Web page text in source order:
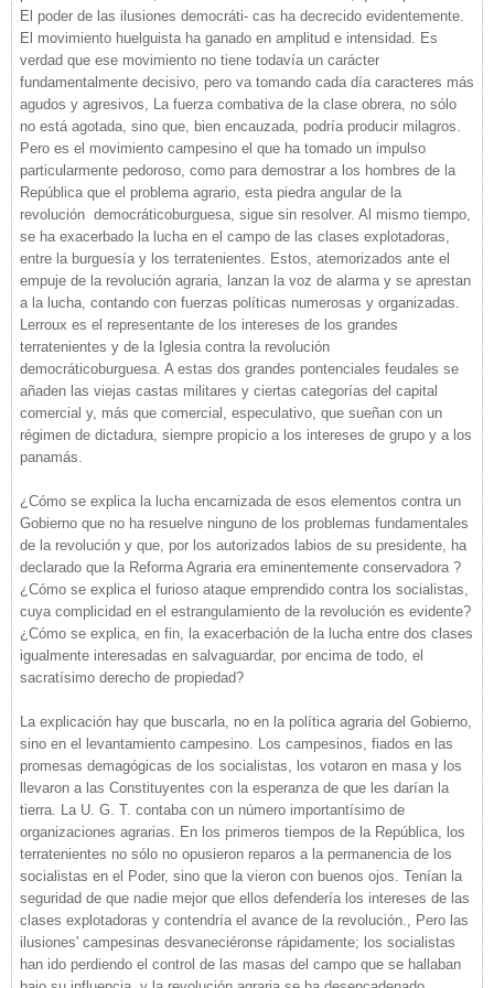
El poder de las ilusiones democráti- cas ha decrecido evidentemente.
El movimiento huelguista ha ganado en amplitud e intensidad. Es
verdad que ese movimiento no tiene todavía un carácter
fundamentalmente decisivo, pero va tomando cada día caracteres más
agudos y agresivos, La fuerza combativa de la clase obrera, no sólo
no está agotada, sino que, bien encauzada, podría producir milagros.
Pero es el movimiento campesino el que ha tomado un impulso
particularmente pedoroso, como para demostrar a los hombres de la
República que el problema agrario, esta piedra angular de la
revolución democráticoburguesa, sigue sin resolver. Al mismo tiempo,
se ha exacerbado la lucha en el campo de las clases explotadoras,
entre la burguesía y los terratenientes. Estos, atemorizados ante el
empuje de la revolución agraria, lanzan la voz de alarma y se aprestan
a la lucha, contando con fuerzas políticas numerosas y organizadas.
Lerroux es el representante de los intereses de los grandes
terratenientes y de la Iglesia contra la revolución
democráticoburguesa. A estas dos grandes pontenciales feudales se
añaden las viejas castas militares y ciertas categorías del capital
comercial y, más que comercial, especulativo, que sueñan con un
régimen de dictadura, siempre propicio a los intereses de grupo y a los
panamás.
¿Cómo se explica la lucha encarnizada de esos elementos contra un
Gobierno que no ha resuelve ninguno de los problemas fundamentales
de la revolución y que, por los autorizados labios de su presidente, ha
declarado que la Reforma Agraria era eminentemente conservadora ?
¿Cómo se explica el furioso ataque emprendido contra los socialistas,
cuya complicidad en el estrangulamiento de la revolución es evidente?
¿Cómo se explica, en fin, la exacerbación de la lucha entre dos clases
igualmente interesadas en salvaguardar, por encima de todo, el
sacratísimo derecho de propiedad?
La explicación hay que buscarla, no en la política agraria del Gobierno,
sino en el levantamiento campesino. Los campesinos, fiados en las
promesas demagógicas de los socialistas, los votaron en masa y los
llevaron a las Constituyentes con la esperanza de que les darían la
tierra. La U. G. T. contaba con un número importantísimo de
organizaciones agrarias. En los primeros tiempos de la República, los
terratenientes no sólo no opusieron reparos a la permanencia de los
socialistas en el Poder, sino que la vieron con buenos ojos. Tenían la
seguridad de que nadie mejor que ellos defendería los intereses de las
clases explotadoras y contendría el avance de la revolución., Pero las
ilusiones' campesinas desvaneciéronse rápidamente; los socialistas
han ido perdiendo el control de las masas del campo que se hallaban